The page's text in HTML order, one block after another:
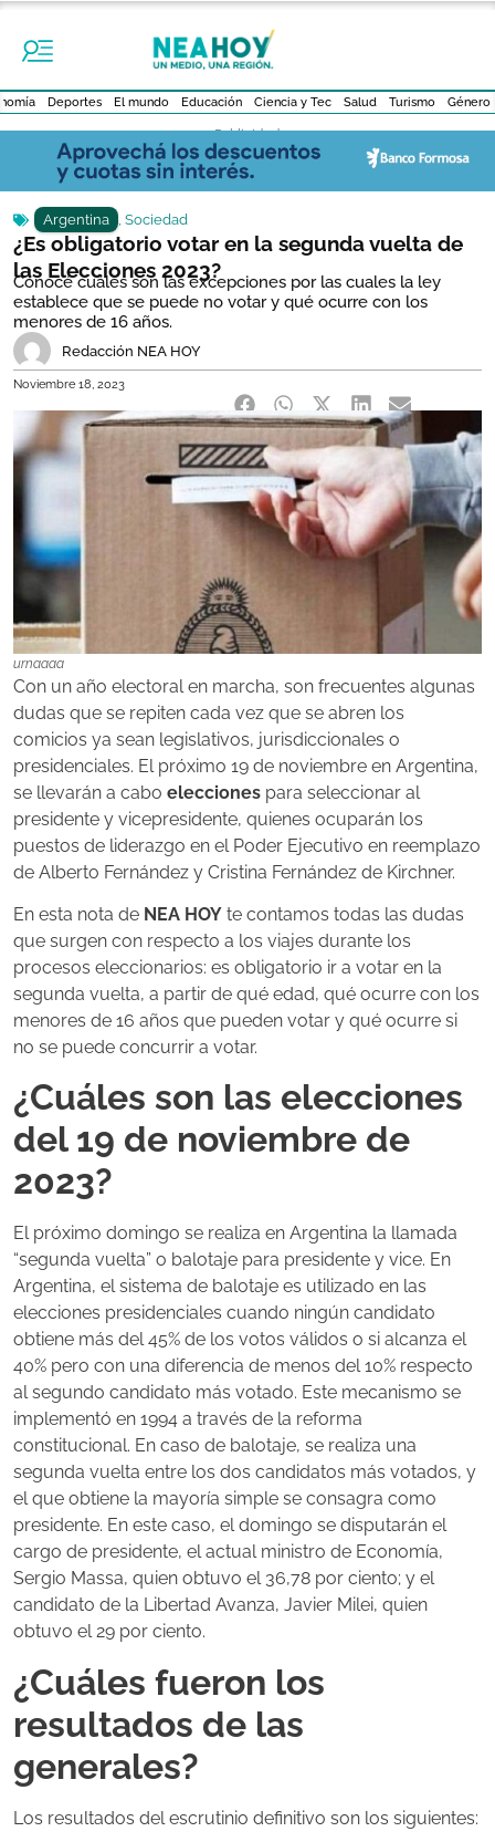
Deportes El mundo Educación Ciencia y Tec Salud Turismo Género
- Publicidad -
Argentina , Sociedad
¿Es obligatorio votar en la segunda vuelta de
las Elecciones 2023?
Conocé cuáles son las excepciones por las cuales la ley
establece que se puede no votar y qué ocurre con los
menores de 16 años.
Redacción NEA HOY
Noviembre 18, 2023
urnaaaa
Con un año electoral en marcha, son frecuentes algunas
dudas que se repiten cada vez que se abren los
comicios ya sean legislativos, jurisdiccionales o
presidenciales. El próximo 19 de noviembre en Argentina,
se llevarán a cabo elecciones para seleccionar al
presidente y vicepresidente, quienes ocuparán los
puestos de liderazgo en el Poder Ejecutivo en reemplazo
de Alberto Fernández y Cristina Fernández de Kirchner.
En esta nota de NEA HOY te contamos todas las dudas
que surgen con respecto a los viajes durante los
procesos eleccionarios: es obligatorio ir a votar en la
segunda vuelta, a partir de qué edad, qué ocurre con los
menores de 16 años que pueden votar y qué ocurre si
no se puede concurrir a votar.
¿Cuáles son las elecciones
del 19 de noviembre de
2023?
El próximo domingo se realiza en Argentina la llamada
“segunda vuelta” o balotaje para presidente y vice. En
Argentina, el sistema de balotaje es utilizado en las
elecciones presidenciales cuando ningún candidato
obtiene más del 45% de los votos válidos o si alcanza el
40% pero con una diferencia de menos del 10% respecto
al segundo candidato más votado. Este mecanismo se
implementó en 1994 a través de la reforma
constitucional. En caso de balotaje, se realiza una
segunda vuelta entre los dos candidatos más votados, y
el que obtiene la mayoría simple se consagra como
presidente. En este caso, el domingo se disputarán el
cargo de presidente, el actual ministro de Economía,
Sergio Massa, quien obtuvo el 36,78 por ciento; y el
candidato de la Libertad Avanza, Javier Milei, quien
obtuvo el 29 por ciento.
¿Cuáles fueron los
resultados de las
generales?
Los resultados del escrutinio definitivo son los siguientes: